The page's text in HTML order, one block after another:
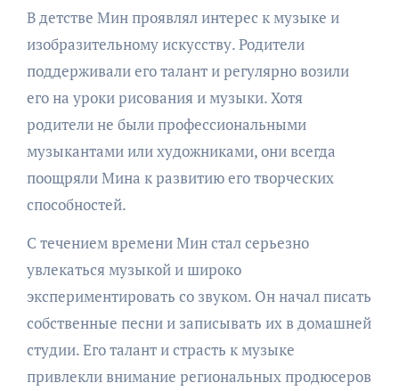
В детстве Мин проявлял интерес к музыке и
изобразительному искусству. Родители
поддерживали его талант и регулярно возили
его на уроки рисования и музыки. Хотя
родители не были профессиональными
музыкантами или художниками, они всегда
поощряли Мина к развитию его творческих
способностей.
С течением времени Мин стал серьезно
увлекаться музыкой и широко
экспериментировать со звуком. Он начал писать
собственные песни и записывать их в домашней
студии. Его талант и страсть к музыке
привлекли внимание региональных продюсеров